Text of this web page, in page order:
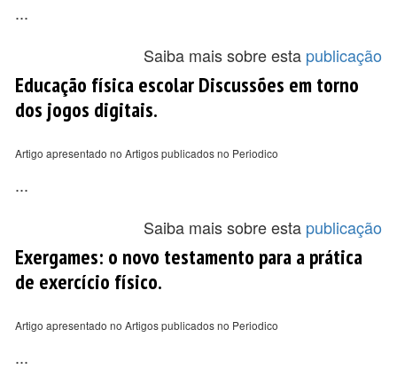
...
Saiba mais sobre esta publicação
Educação física escolar Discussões em torno
dos jogos digitais.
Artigo apresentado no Artigos publicados no Periodico
...
Saiba mais sobre esta publicação
Exergames: o novo testamento para a prática
de exercício físico.
Artigo apresentado no Artigos publicados no Periodico
...